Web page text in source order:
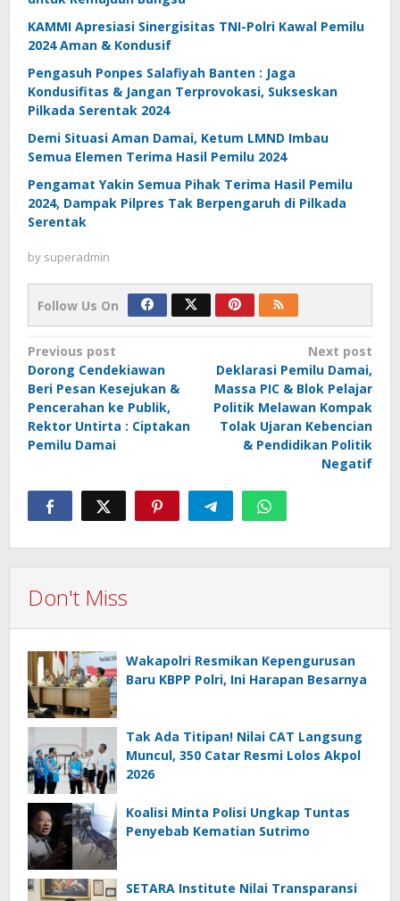
KAMMI Apresiasi Sinergisitas TNI-Polri Kawal Pemilu
2024 Aman & Kondusif
Pengasuh Ponpes Salafiyah Banten : Jaga
Kondusifitas & Jangan Terprovokasi, Sukseskan
Pilkada Serentak 2024
Demi Situasi Aman Damai, Ketum LMND Imbau
Semua Elemen Terima Hasil Pemilu 2024
Pengamat Yakin Semua Pihak Terima Hasil Pemilu
2024, Dampak Pilpres Tak Berpengaruh di Pilkada
Serentak
by superadmin
Follow Us On
Post
navigation
Previous post
Dorong Cendekiawan
Beri Pesan Kesejukan &
Pencerahan ke Publik,
Rektor Untirta : Ciptakan
Pemilu Damai
Next post
Deklarasi Pemilu Damai,
Massa PIC & Blok Pelajar
Politik Melawan Kompak
Tolak Ujaran Kebencian
& Pendidikan Politik
Negatif
Don't Miss
Wakapolri Resmikan Kepengurusan
Baru KBPP Polri, Ini Harapan Besarnya
Tak Ada Titipan! Nilai CAT Langsung
Muncul, 350 Catar Resmi Lolos Akpol
2026
Koalisi Minta Polisi Ungkap Tuntas
Penyebab Kematian Sutrimo
SETARA Institute Nilai Transparansi